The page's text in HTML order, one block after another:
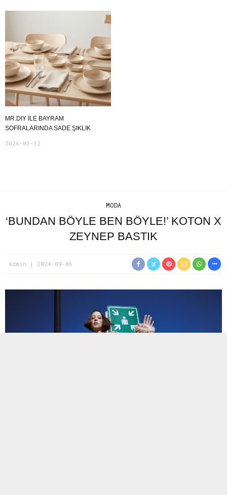
MR.DIY ILE BAYRAM
SOFRALARINDA SADE ŞIKLIK
2026-03-12
MODA
‘BUNDAN BÖYLE BEN BÖYLE!’ KOTON X
ZEYNEP BASTIK
Admin 2024-09-06